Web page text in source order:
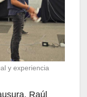
y experiencia
Raúl